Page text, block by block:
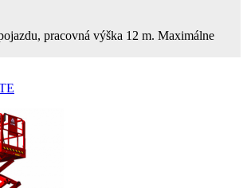
pracovná výška 12 m. Maximálne